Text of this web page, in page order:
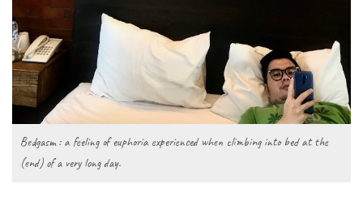
Bedgasm : a feeling of euphoria experienced when climbing into bed at the
(end) of a very long day.